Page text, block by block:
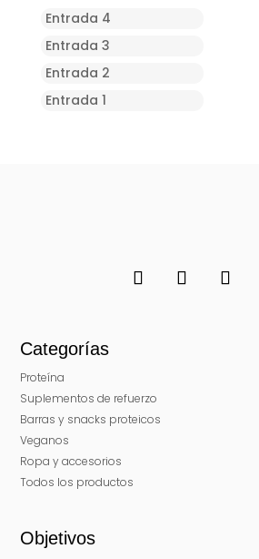
Entrada 4
Entrada 3
Entrada 2
Entrada 1
Categorías
Proteína
Suplementos de refuerzo
Barras y snacks proteicos
Veganos
Ropa y accesorios
Todos los productos
Objetivos